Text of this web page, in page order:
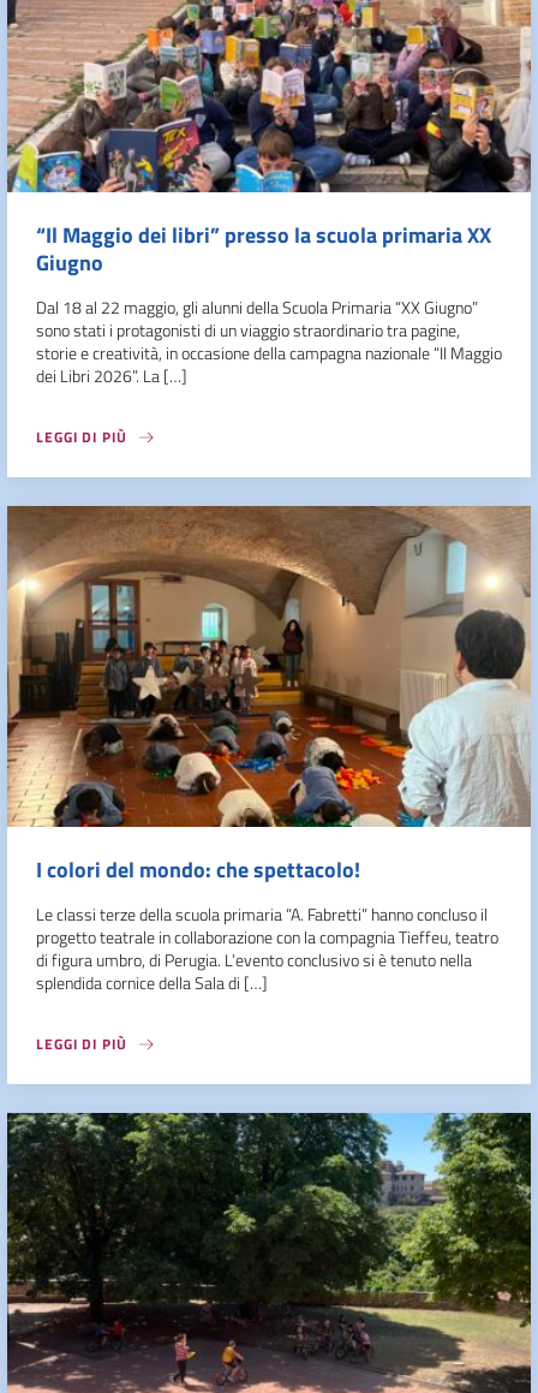
“Il Maggio dei libri” presso la scuola primaria XX
Giugno
Dal 18 al 22 maggio, gli alunni della Scuola Primaria “XX Giugno”
sono stati i protagonisti di un viaggio straordinario tra pagine,
storie e creatività, in occasione della campagna nazionale “Il Maggio
dei Libri 2026”. La […]
LEGGI DI PIÙ
I colori del mondo: che spettacolo!
Le classi terze della scuola primaria “A. Fabretti” hanno concluso il
progetto teatrale in collaborazione con la compagnia Tieffeu, teatro
di figura umbro, di Perugia. L’evento conclusivo si è tenuto nella
splendida cornice della Sala di […]
LEGGI DI PIÙ